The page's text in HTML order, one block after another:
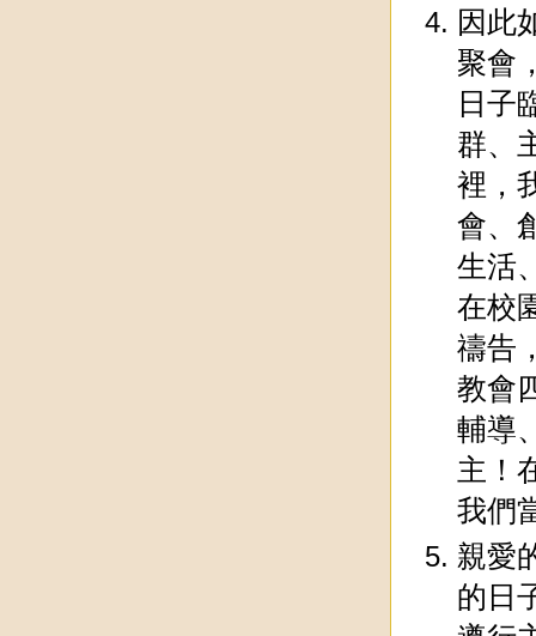
因此
聚會
日子
群、
裡，
會、
生活
在校
禱告
教會
輔導
主！
我們
親愛
的日